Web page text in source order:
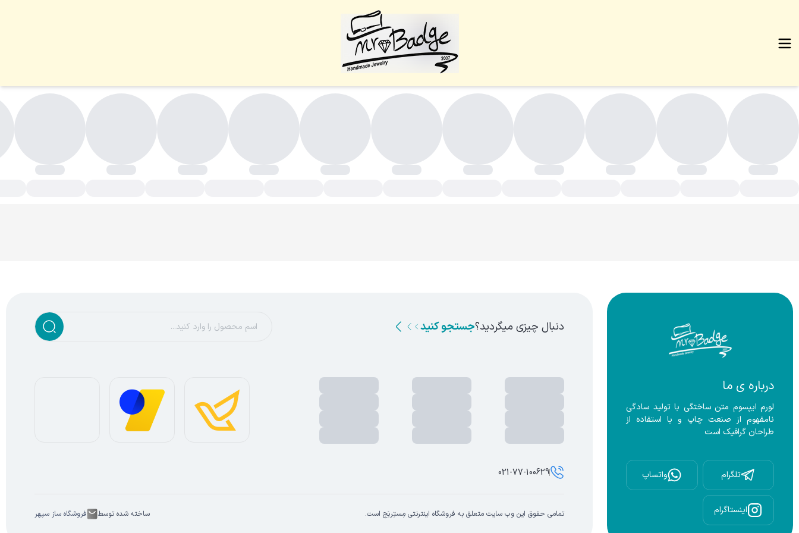
درباره ی ما
نامفهوم از صنعت چاپ و با استفاده از
طراحان گرافیک است
تلگرام واتساپ
اینستاگرام
دنبال چیزی میگردید؟جستجو کنید
021-77-100629
تمامی حقوق این وب سایت متعلق به فروشگاه اینترنتی مِستِربَج است. ساخته شده توسط فروشگاه ساز سپهر